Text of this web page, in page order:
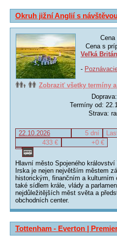
Okruh jižní Anglií s
Cena
Cena s
Veľká
-
Zobraziť všetky termíny
Doprava:
Termíny od:
Strava:
22.10.2026 5 dní
433 €
+0 €
Hlavní město Spojeného
Irska je nejen největším městem
historickým, finančním a
také sídlem krále, vlády a
nejdůležitějších měst světa a
obchodních center.
Tottenham - Everton |